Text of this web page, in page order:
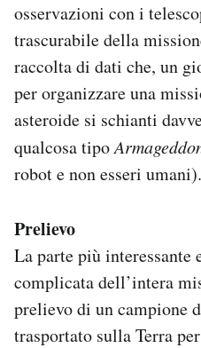
osservazioni con i
trascurabile della
raccolta di dati che, un
per organizzare una
asteroide si schianti
qualcosa tipo
robot e non esseri umani).
Prelievo
La parte più interessante
complicata dell’intera
prelievo di un campione
trasportato sulla Terra